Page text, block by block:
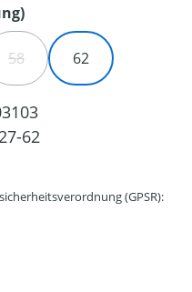
auswählen
VERFÜGBAR.)
NICHT VERFÜGBAR.)
IST ZURZEIT NICHT
58(DIESE OPTION IST ZURZEIT
62
62
(GPSR):